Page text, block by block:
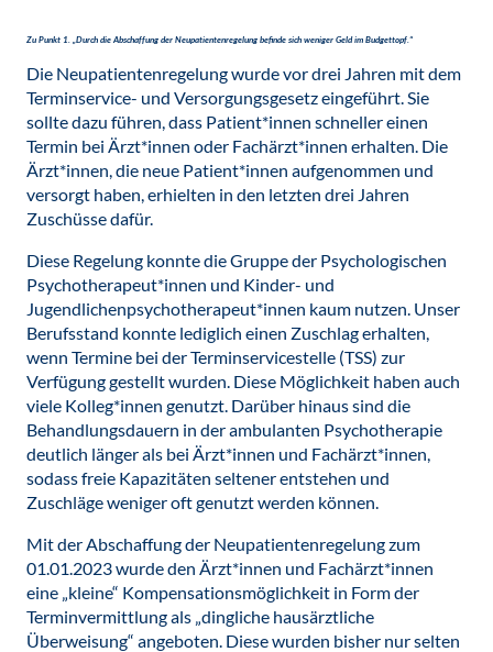
Zu Punkt 1. „Durch die Abschaffung der Neupatientenregelung befinde sich weniger Geld im Budgettopf.“
Die Neupatientenregelung wurde vor drei Jahren mit dem
Terminservice- und Versorgungsgesetz eingeführt. Sie
sollte dazu führen, dass Patient*innen schneller einen
Termin bei Ärzt*innen oder Fachärzt*innen erhalten. Die
Ärzt*innen, die neue Patient*innen aufgenommen und
versorgt haben, erhielten in den letzten drei Jahren
Zuschüsse dafür.
Diese Regelung konnte die Gruppe der Psychologischen
Psychotherapeut*innen und Kinder- und
Jugendlichenpsychotherapeut*innen kaum nutzen. Unser
Berufsstand konnte lediglich einen Zuschlag erhalten,
wenn Termine bei der Terminservicestelle (TSS) zur
Verfügung gestellt wurden. Diese Möglichkeit haben auch
viele Kolleg*innen genutzt. Darüber hinaus sind die
Behandlungs­dauern in der ambulanten Psychotherapie
deutlich länger als bei Ärzt*innen und Fachärzt*innen,
sodass freie Kapazitäten seltener entstehen und
Zuschläge weniger oft genutzt werden können.
Mit der Abschaffung der Neupatientenregelung zum
01.01.2023 wurde den Ärzt*innen und Fachärzt*innen
eine „kleine“ Kompensationsmöglichkeit in Form der
Terminvermittlung als „ding­liche hausärztliche
Überweisung“ angeboten. Diese wurden bisher nur selten